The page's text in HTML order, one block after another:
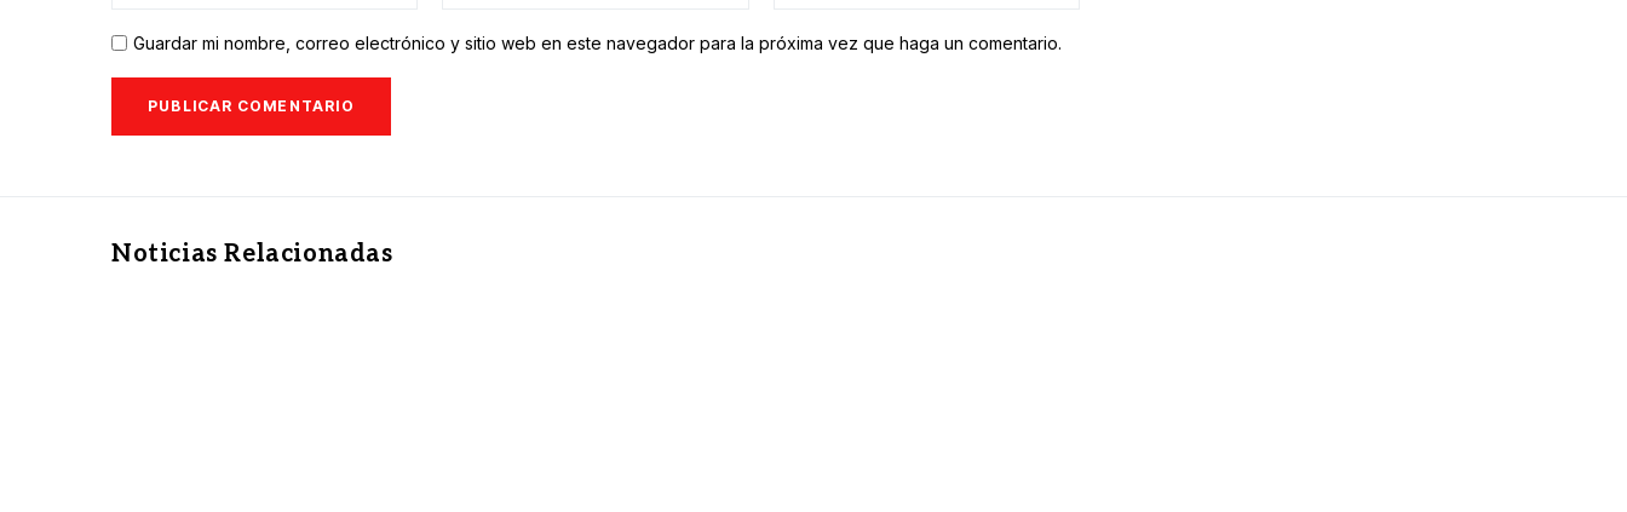
Guardar mi nombre, correo electrónico y sitio web en este navegador para la próxima vez que haga un comentario.
Noticias Relacionadas